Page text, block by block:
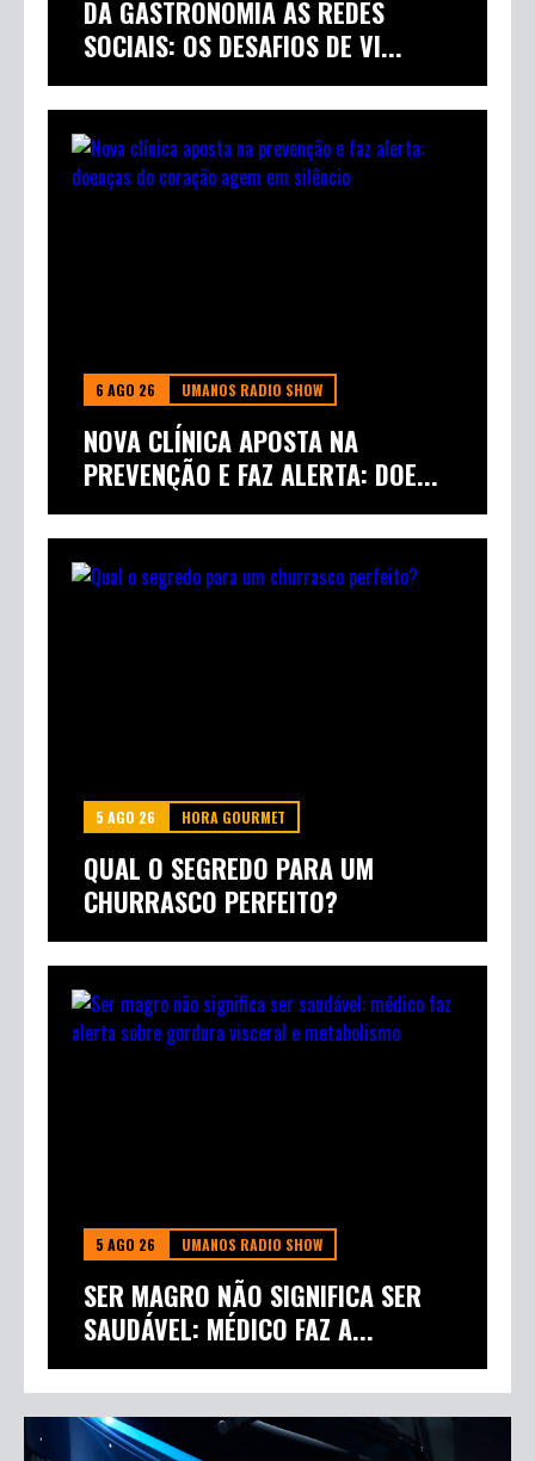
DA GASTRONOMIA ÀS REDES
SOCIAIS: OS DESAFIOS DE VI...
6 AGO 26 UMANOS RADIO SHOW
NOVA CLÍNICA APOSTA NA
PREVENÇÃO E FAZ ALERTA: DOE...
5 AGO 26 HORA GOURMET
QUAL O SEGREDO PARA UM
CHURRASCO PERFEITO?
5 AGO 26 UMANOS RADIO SHOW
SER MAGRO NÃO SIGNIFICA SER
SAUDÁVEL: MÉDICO FAZ A...